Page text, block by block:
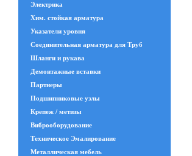
Электрика
Хим. стойкая арматура
Указатели уровня
Соединительная арматура для Труб
Шланги и рукава
Демонтажные вставки
Партнеры
Подшипниковые узлы
Крепеж / метизы
Виброоборудование
Техническое Эмалирование
Металлическая мебель